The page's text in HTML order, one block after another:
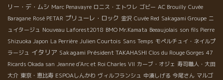
リー・デ・ムシ Marc Penavayre ロニス・エトワレ ゴビー AC Brouilly Cuvée
Baragane Rosé PETAR プリューレ・ロック 金沢 Cuvée Red Sakagami Groupe ニ
ュイタージュ Nouveau Laforest2018 BMO Mr.Kamata Beeaujolais son fils Pierre
Shizuoka Japon La Perrière Julien Courtois Sans Temps モペルチュイ・ネイルプ
ラージュ イタリア Sakagami Président TAKAHASHI Clos du Rouge Gorges 47
Ricards Okada san Jeanne d'Arc et Roi Charles VII カーブ・オジェ 寿司職人・大田
大介 東京・恵比寿 ESPOAしんかわ ヴィルフランシュ 中湊しげる 今尾さん マルゴ